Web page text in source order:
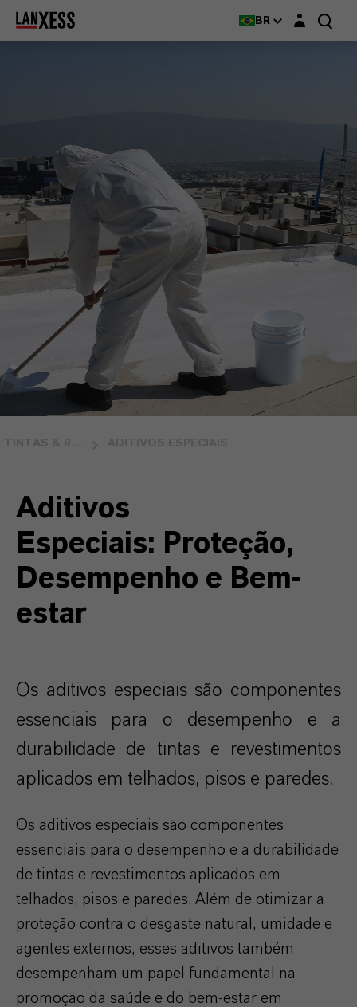
BR Login layer
Aditivos
Especiais: Proteção,
Desempenho e Bem-
estar
Os aditivos especiais são componentes
essenciais para o desempenho e a
durabilidade de tintas e revestimentos
aplicados em telhados, pisos e paredes.
Os aditivos especiais são componentes
essenciais para o desempenho e a durabilidade
de tintas e revestimentos aplicados em
telhados, pisos e paredes. Além de otimizar a
proteção contra o desgaste natural, umidade e
agentes externos, esses aditivos também
desempenham um papel fundamental na
promoção da saúde e do bem-estar em